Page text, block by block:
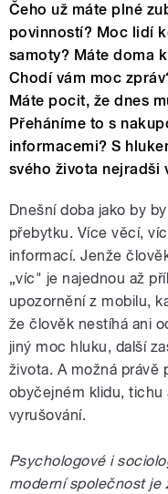
Čeho už máte plné
povinností? Moc lidí
samoty? Máte doma
Chodí vám moc
Máte pocit, že dnes
Přeháníme to s
informacemi? S
svého života nejradši
Dnešní doba jako by
přebytku. Více věcí,
informací. Jenže
„víc" je najednou až
upozornění z mobilu,
že člověk nestíhá ani
jiný moc hluku, další
života. A možná právě
obyčejném klidu, tichu
vyrušování.
Psychologové i
moderní společnost je